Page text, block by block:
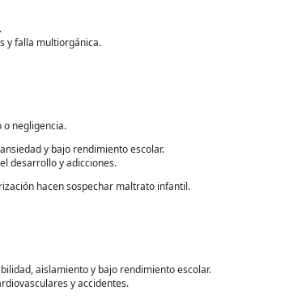
y falla multiorgánica.
o negligencia.
y bajo rendimiento escolar.
desarrollo y adicciones.
hacen sospechar maltrato infantil.
aislamiento y bajo rendimiento escolar.
y accidentes.